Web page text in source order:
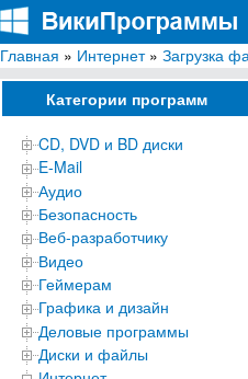
ВикиПрограммы
Энциклопедия бесплатных
Главная » Интернет» Загрузка
Категории программ
CD, DVD и BD диски
E-Mail
Аудио
Безопасность
Веб-разработчику
Видео
Геймерам
Графика и дизайн
Деловые программы
Диски и файлы